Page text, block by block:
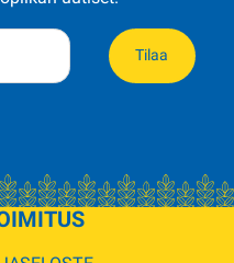
Tilaa